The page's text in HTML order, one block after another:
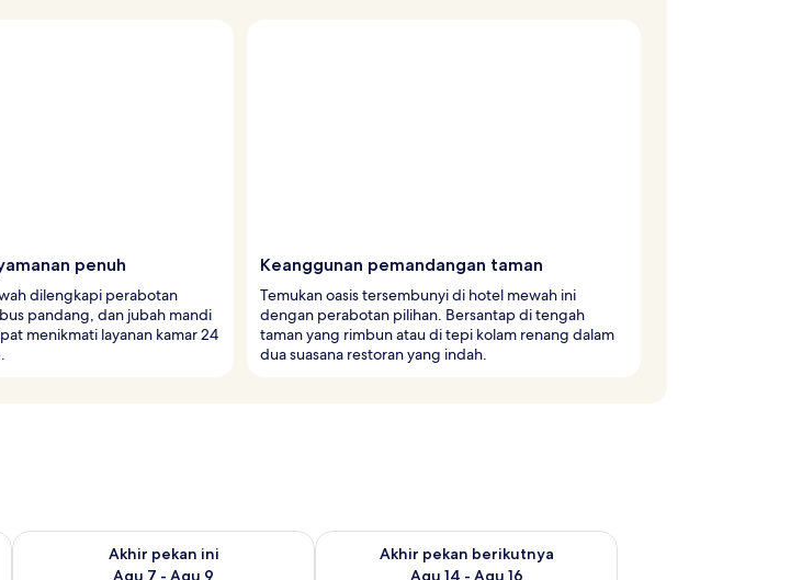
penuh
dilengkapi perabotan
pandang, dan jubah mandi
menikmati layanan kamar 24
Keanggunan pemandangan taman
Temukan oasis tersembunyi di hotel mewah ini
dengan perabotan pilihan. Bersantap di tengah
taman yang rimbun atau di tepi kolam renang dalam
dua suasana restoran yang indah.
8 - Agu 9
Akhir pekan ini
Agu 7 - Agu 9
Periksa ketersediaan untuk akhir pekan ini Agu 7 - Agu 9
Akhir pekan berikutnya
Agu 14 - Agu 16
Periksa ketersediaan untuk akhir pekan berikutnya Agu 14 -